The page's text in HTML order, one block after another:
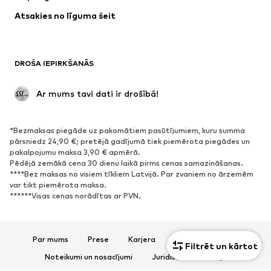
Filtrēt un kārtot
Mēteļi
Svinības
Ekskluzīvi
APAVI
Jaunumi
Šobrīd populāri
Brīvā laika apavi
Puszābaki
Augstpapēžu apavi
Zābaki
Atvērti apavi
Mājas apavi
Ekskluzīvi
Atsakies no līguma šeit
DROŠA IEPIRKŠANĀS
Ar mums tavi dati ir drošībā!
*Bezmaksas piegāde uz pakomātiem pasūtījumiem, kuru summa
pārsniedz 24,90 €; pretējā gadījumā tiek piemērota piegādes un
pakalpojumu maksa 3,90 € apmērā.
Pēdējā zemākā cena 30 dienu laikā pirms cenas samazināšanas.
****Bez maksas no visiem tīkliem Latvijā. Par zvaniem no ārzemēm
var tikt piemērota maksa.
******Visas cenas norādītas ar PVN.
Par mums Prese Karjera
Datu aizsardzība
Noteikumi un nosacījumi
Juridiskā informācija